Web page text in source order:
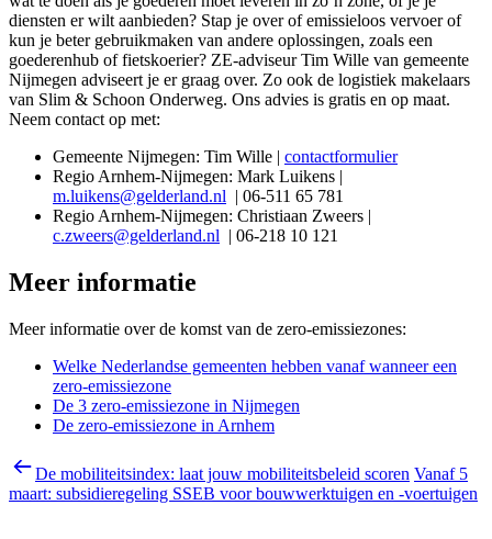
diensten er wilt aanbieden? Stap je over of emissieloos vervoer of
kun je beter gebruikmaken van andere oplossingen, zoals een
goederenhub of fietskoerier? ZE-adviseur Tim Wille van gemeente
Nijmegen adviseert je er graag over. Zo ook de logistiek makelaars
van Slim & Schoon Onderweg. Ons advies is gratis en op maat.
Neem contact op met:
Gemeente Nijmegen: Tim Wille | contactformulier
Regio Arnhem-Nijmegen: Mark Luikens |
m.luikens@gelderland.nl | 06-511 65 781
Regio Arnhem-Nijmegen: Christiaan Zweers |
c.zweers@gelderland.nl | 06-218 10 121
Meer informatie
Meer informatie over de komst van de zero-emissiezones:
Welke Nederlandse gemeenten hebben vanaf wanneer een
zero-emissiezone
De 3 zero-emissiezone in Nijmegen
De zero-emissiezone in Arnhem
De mobiliteitsindex: laat jouw mobiliteitsbeleid scoren Vanaf 5
maart: subsidieregeling SSEB voor bouwwerktuigen en -voertuigen